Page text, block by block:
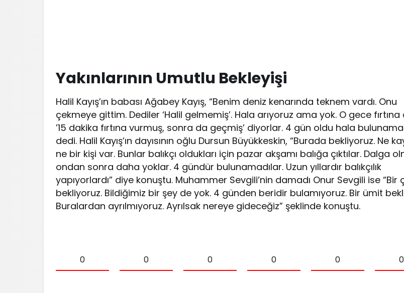
Yakınlarının Umutlu Bekleyişi
Halil Kayış’ın babası Ağabey Kayış, “Benim deniz kenarında teknem vardı. Onu
çekmeye gittim. Dediler ‘Halil gelmemiş’. Hala arıyoruz ama yok. O gece fırtına
’15 dakika fırtına vurmuş, sonra da geçmiş’ diyorlar. 4 gün oldu hala
dedi. Halil Kayış’ın dayısının oğlu Dursun Büyükkeskin, “Burada bekliyoruz. Ne
ne bir kişi var. Bunlar balıkçı oldukları için pazar akşamı balığa çıktılar. Dalga
ondan sonra daha yoklar. 4 gündür bulunamadılar. Uzun yıllardır balıkçılık
yapıyorlardı” diye konuştu. Muhammer Sevgili’nin damadı Onur Sevgili ise “Bir
bekliyoruz. Bildiğimiz bir şey de yok. 4 günden beridir bulamıyoruz. Bir ümit
Buralardan ayrılmıyoruz. Ayrılsak nereye gideceğiz” şeklinde konuştu.
0 0 0 0 0 0